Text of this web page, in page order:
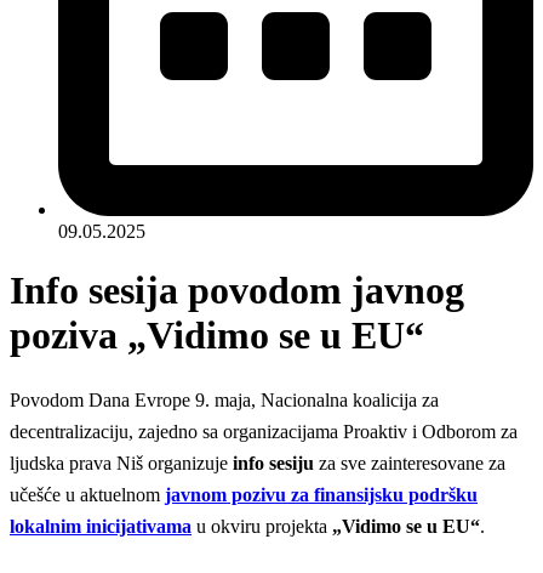
09.05.2025
Info sesija povodom javnog
poziva „Vidimo se u EU“
Povodom Dana Evrope 9. maja, Nacionalna koalicija za
decentralizaciju, zajedno sa organizacijama Proaktiv i Odborom za
ljudska prava Niš organizuje info sesiju za sve zainteresovane za
učešće u aktuelnom javnom pozivu za finansijsku podršku
lokalnim inicijativama u okviru projekta „Vidimo se u EU“.